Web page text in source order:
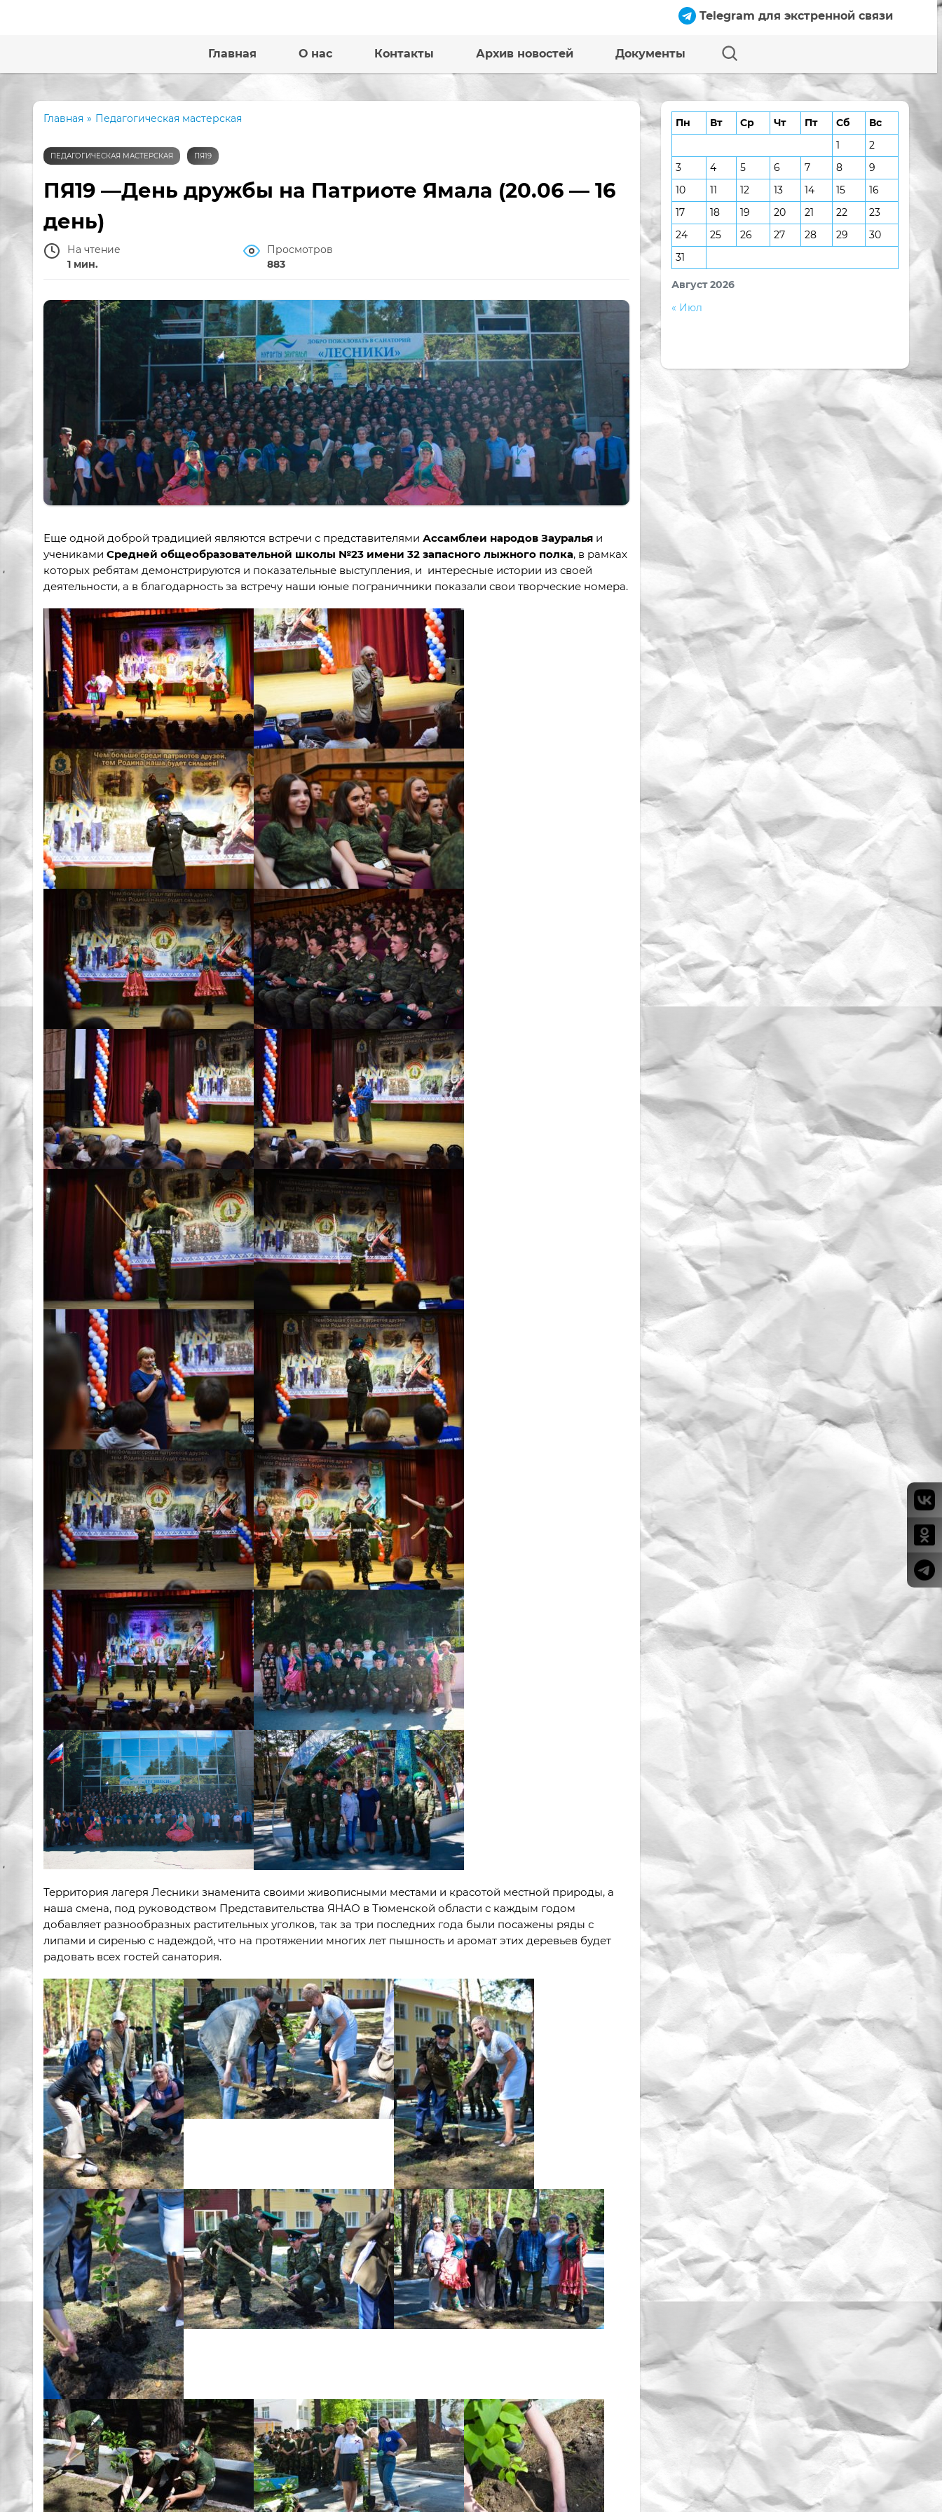
Telegram для экстренной связи
Главная О нас Контакты Архив новостей Документы
Главная » Педагогическая мастерская
ПЕДАГОГИЧЕСКАЯ МАСТЕРСКАЯ ПЯ19
ПЯ19 —День дружбы на Патриоте Ямала (20.06 — 16
день)
На чтение
1 мин.
Просмотров
883
Еще одной доброй традицией являются встречи с представителями Ассамблеи народов Зауралья и
учениками Средней общеобразовательной школы №23 имени 32 запасного лыжного полка, в рамках
которых ребятам демонстрируются и показательные выступления, и интересные истории из своей
деятельности, а в благодарность за встречу наши юные пограничники показали свои творческие номера.
Территория лагеря Лесники знаменита своими живописными местами и красотой местной природы, а
наша смена, под руководством Представительства ЯНАО в Тюменской области с каждым годом
добавляет разнообразных растительных уголков, так за три последних года были посажены ряды с
липами и сиренью с надеждой, что на протяжении многих лет пышность и аромат этих деревьев будет
радовать всех гостей санатория.
Август 2026
Пн Вт Ср Чт Пт Сб
Вс
1
2
3
4 5 6 7 8
9
10
11 12 13 14 15
16
17
18 19 20 21 22
23
24
25 26 27 28 29
30
31
« Июл